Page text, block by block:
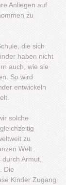
Anliegen auf
zu
die sich
haben nicht
auch, wie sie
So wird
entwickeln
solche
zu
Welt
Armut,
Die
Kinder Zugang